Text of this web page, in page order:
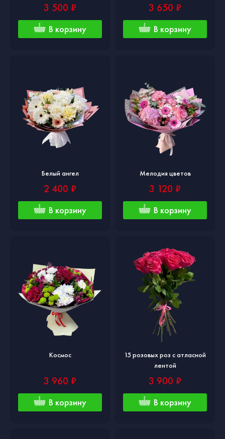
3 500 ₽
В корзину
3 650 ₽
В корзину
Белый ангел
2 400 ₽
В корзину
Мелодия цветов
3 120 ₽
В корзину
Космос
3 960 ₽
В корзину
15 розовых роз с атласной
лентой
3 900 ₽
В корзину